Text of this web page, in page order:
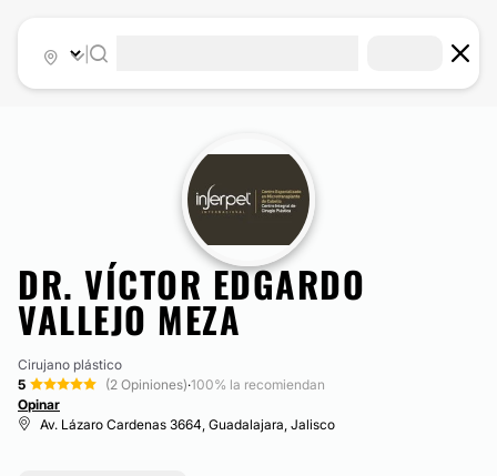
DR. VÍCTOR EDGARDO
VALLEJO MEZA
Cirujano plástico
5
(2 Opiniones)·100% la recomiendan
Opinar
Av. Lázaro Cardenas 3664, Guadalajara, Jalisco